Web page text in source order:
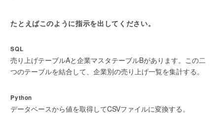
たとえばこのように指示を出してください。
SQL
売り上げテーブルAと企業マスタテーブルBがあります。この二
つのテーブルを結合して、企業別の売り上げ一覧を集計する。
Python
データベースから値を取得してCSVファイルに変換する。